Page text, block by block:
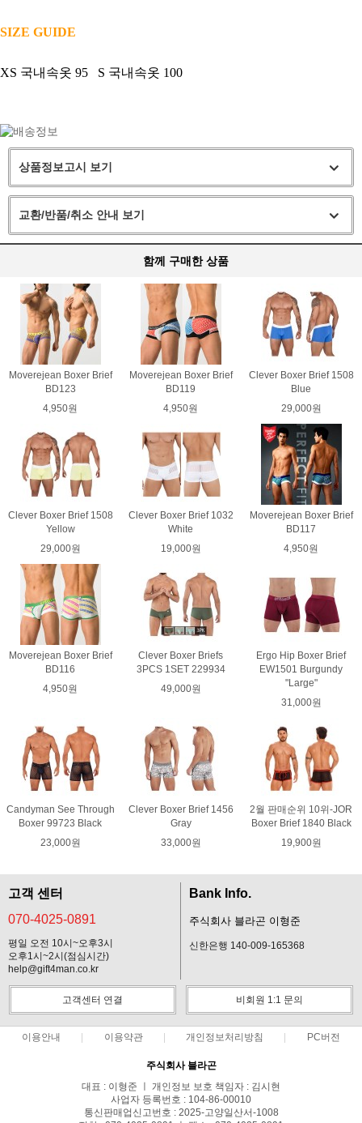
SIZE GUIDE
XS 국내속옷 95 S 국내속옷 100
상품정보고시 보기
교환/반품/취소 안내 보기
함께 구매한 상품
Moverejean Boxer Brief
BD123
4,950원
Moverejean Boxer Brief
BD119
4,950원
Clever Boxer Brief 1508
Blue
29,000원
Clever Boxer Brief 1508
Yellow
29,000원
Clever Boxer Brief 1032
White
19,000원
Moverejean Boxer Brief
BD117
4,950원
Moverejean Boxer Brief
BD116
4,950원
Clever Boxer Briefs
3PCS 1SET 229934
49,000원
Ergo Hip Boxer Brief
EW1501 Burgundy
"Large"
31,000원
Candyman See Through
Boxer 99723 Black
23,000원
Clever Boxer Brief 1456
Gray
33,000원
2월 판매순위 10위-JOR
Boxer Brief 1840 Black
19,900원
고객 센터
070-4025-0891
평일 오전 10시~오후3시
오후1시~2시(점심시간)
help@gift4man.co.kr
Bank Info.
주식회사 블라곤 이형준
신한은행 140-009-165368
고객센터 연결 비회원 1:1 문의
이용안내 이용약관 개인정보처리방침 PC버전
주식회사 블라곤
대표 : 이형준 ㅣ 개인정보 보호 책임자 : 김시현
사업자 등록번호 : 104-86-00010
통신판매업신고번호 : 2025-고양일산서-1008